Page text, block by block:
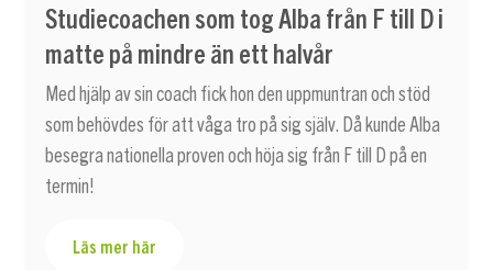
Studiecoachen som tog Alba från F till D i
matte på mindre än ett halvår
Med hjälp av sin coach fick hon den uppmuntran och stöd
som behövdes för att våga tro på sig själv. Då kunde Alba
besegra nationella proven och höja sig från F till D på en
termin!
Läs mer här